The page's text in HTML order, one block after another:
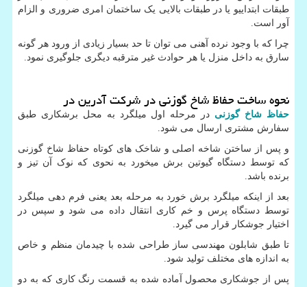
طبقات ابتداییو یا در طبقات بالایی یک ساختمان امری ضروری و الزام
آور است.
چرا که با وجود نرده آهنی می توان تا حد بسیار زیادی از ورود هر گونه
سارق به داخل منزل یا هر حوادث غیر مترقبه دیگری جلوگیری نمود.
نحوه ساخت حفاظ شاخ گوزنی در شرکت آدرین در
حفاظ شاخ گوزنی در مرحله اول میلگرد به محل برشکاری طبق
سفارش مشتری ارسال می شود.
و پس از ساختن شاخه اصلی و شاخک های کوتاه حفاظ شاخ گوزنی
که توسط دستگاه گیوتین برش میخورد به نحوی که نوک آن تیز و
برنده باشد.
بعد از اینکه میلگرد برش خورد به مرحله بعد یعنی فرم دهی میلگرد
توسط دستگاه پرس و خم کاری انتقال داده می شود و سپس در
اختیار جوشکار قرار می گیرد.
تا طبق شابلون مهندسی ساز طراحی شده با چیدمان منظم و خاص
به اندازه های مختلف تولید شود.
پس از جوشکاری محصول آماده شده به قسمت رنگ کاری که به دو